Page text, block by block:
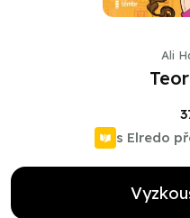
Ali
s Elredo